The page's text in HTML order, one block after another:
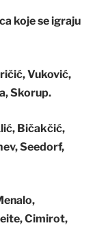
koje se igraju
Vuković,
Skorup.
Bičakčić,
Seedorf,
Cimirot,